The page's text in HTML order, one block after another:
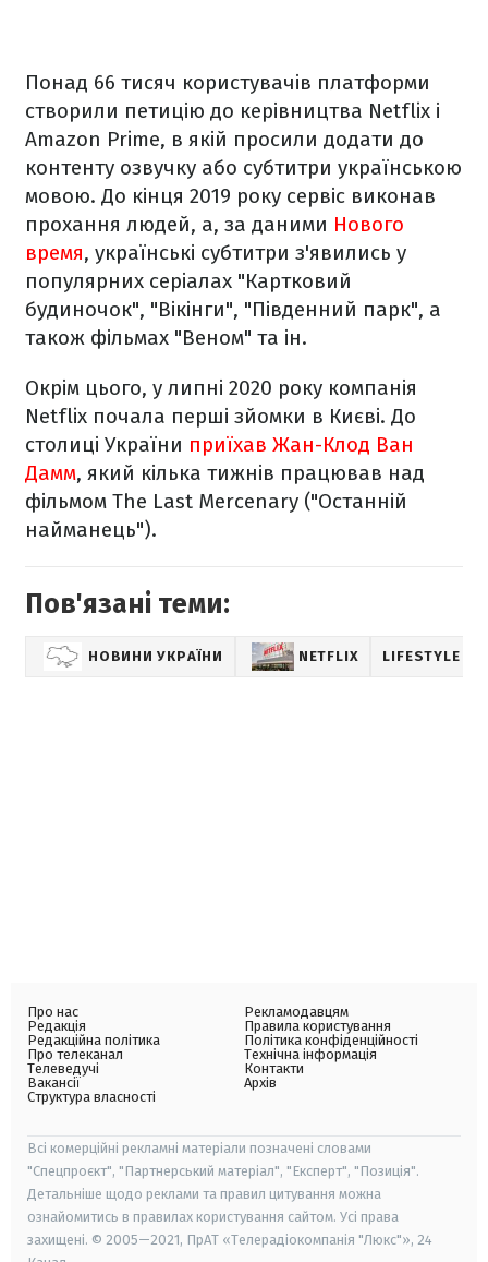
Понад 66 тисяч користувачів платформи
створили петицію до керівництва Netflix і
Amazon Prime, в якій просили додати до
контенту озвучку або субтитри українською
мовою. До кінця 2019 року сервіс виконав
прохання людей, а, за даними Нового
время, українські субтитри з'явились у
популярних серіалах "Картковий
будиночок", "Вікінги", "Південний парк", а
також фільмах "Веном" та ін.
Окрім цього, у липні 2020 року компанія
Netflix почала перші зйомки в Києві. До
столиці України приїхав Жан-Клод Ван
Дамм, який кілька тижнів працював над
фільмом The Last Mercenary ("Останній
найманець").
Пов'язані теми:
НОВИНИ УКРАЇНИ NETFLIX LIFESTYLE
Про нас
Редакція
Редакційна політика
Про телеканал
Телеведучі
Вакансії
Структура власності
Рекламодавцям
Правила користування
Політика конфіденційності
Технічна інформація
Контакти
Архів
Всі комерційні рекламні матеріали позначені словами
"Спецпроєкт", "Партнерський матеріал", "Експерт", "Позиція".
Детальніше щодо реклами та правил цитування можна
ознайомитись в правилах користування сайтом. Усі права
захищені. © 2005—2021, ПрАТ «Телерадіокомпанія "Люкс"», 24